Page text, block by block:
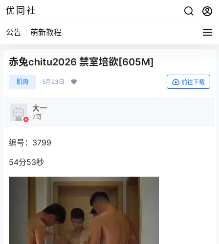
优同社
公告 萌新教程
赤兔chitu2026 禁室培欲[605M]
肌肉 5月23日 前往下载
大一
7哥
编号：3799
54分53秒